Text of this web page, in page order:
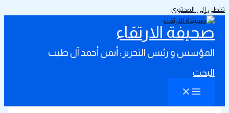
تخطي إلى المحتوى
صحيفة الارتقاء
المؤسس و رئيس التحرير : أيمن أحمد آل طيب
البحث